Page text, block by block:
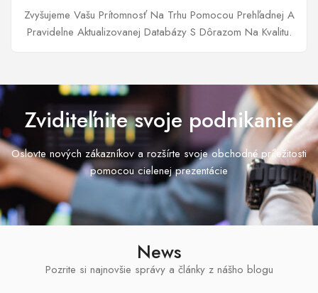
Zvyšujeme Vašu Prítomnosť Na Trhu Pomocou Prehľadnej A
Pravidelne Aktualizovanej Databázy S Dôrazom Na Kvalitu.
Zviditeľnite svoje podnikanie
Oslovte nových zákazníkov a rozšírte svoje obchodné príležitosti
pomocou cielenej prezentácie
News
Pozrite si najnovšie správy a články z nášho blogu